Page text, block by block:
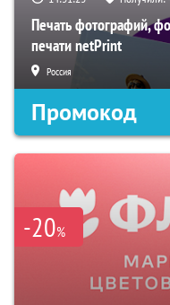
Печать фотографий,
печати netPrint
Россия
Промокод
-20%